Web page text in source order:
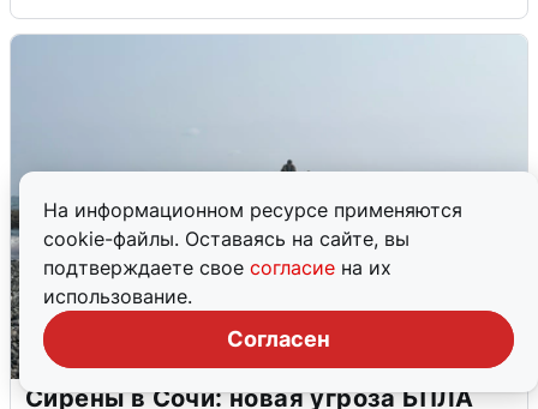
На информационном ресурсе применяются
cookie-файлы. Оставаясь на сайте, вы
подтверждаете свое согласие на их
использование.
Согласен
Сирены в Сочи: новая угроза БПЛА